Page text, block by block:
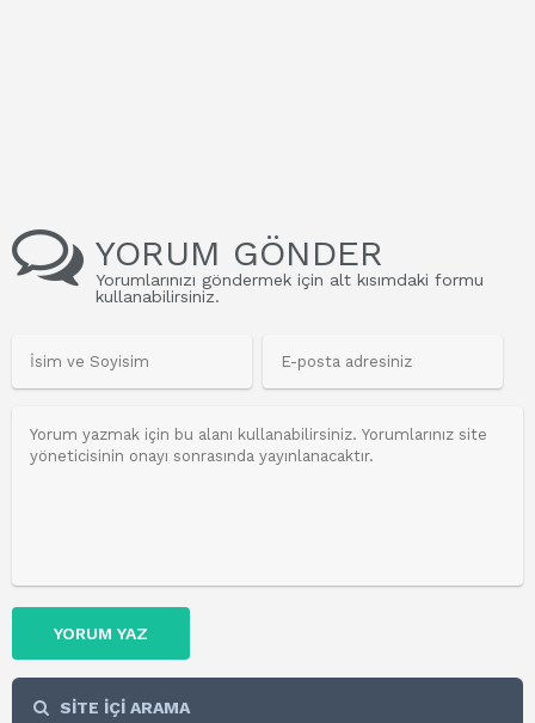
YORUM GÖNDER
Yorumlarınızı göndermek için alt kısımdaki formu
kullanabilirsiniz.
YORUM YAZ
SİTE İÇİ ARAMA